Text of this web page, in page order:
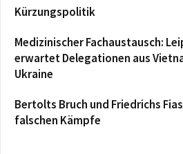
Kürzungspolitik
Medizinischer Fachaustausch:
erwartet Delegationen aus
Ukraine
Bertolts Bruch und Friedrichs
falschen Kämpfe